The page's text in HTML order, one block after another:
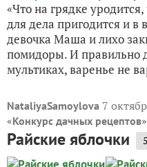
«Что на грядке
для дела пригодится и в
девочка Маша и лихо
помидоры. И правильно
мультиках, варенье не
NataliyaSamoylova 7
«Конкурс дачных рецептов»
Райские яблочки